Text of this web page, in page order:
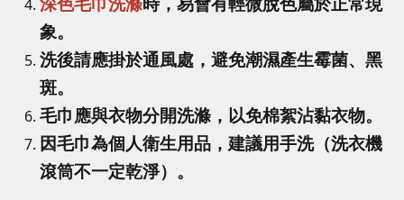
象。
洗後請應掛於通風處，避免潮濕產生霉菌、黑
斑。
毛巾應與衣物分開洗滌，以免棉絮沾黏衣物。
因毛巾為個人衛生用品，建議用手洗（洗衣機
滾筒不一定乾淨）。